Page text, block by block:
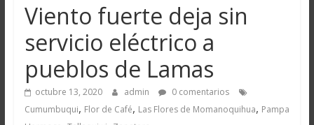
Viento fuerte deja sin
servicio eléctrico a
pueblos de Lamas
octubre 13, 2020 admin
0 comentarios
Cumumbuqui, Flor de Café, Las Flores de Momanoquihua, Pampa